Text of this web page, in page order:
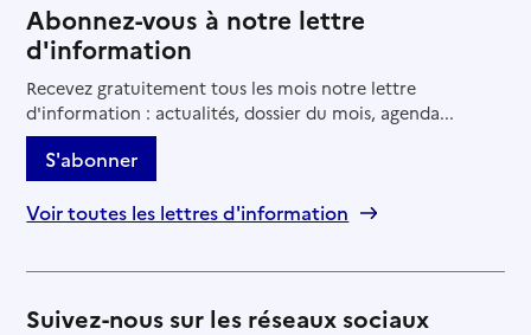
Abonnez-vous à notre lettre
d'information
Recevez gratuitement tous les mois notre lettre
d'information : actualités, dossier du mois, agenda...
S'abonner
Voir toutes les lettres d'information
Suivez-nous sur les réseaux sociaux